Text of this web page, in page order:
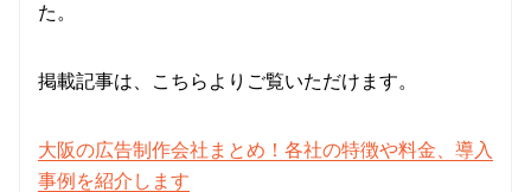
た。
掲載記事は、こちらよりご覧いただけます。
大阪の広告制作会社まとめ！各社の特徴や料金、導入
事例を紹介します